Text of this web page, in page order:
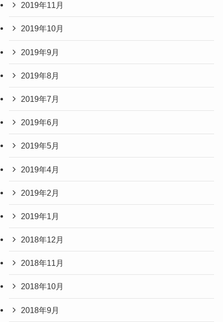
2019年11月
2019年10月
2019年9月
2019年8月
2019年7月
2019年6月
2019年5月
2019年4月
2019年2月
2019年1月
2018年12月
2018年11月
2018年10月
2018年9月